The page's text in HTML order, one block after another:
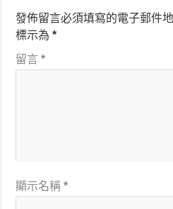
發佈留言必須填寫的電子郵件
標示為*
留言*
顯示名稱*